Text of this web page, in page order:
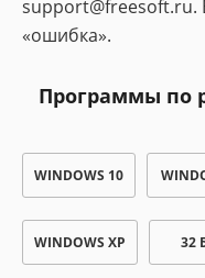
support@freesoft.ru.
«ошибка».
Программы по
WINDOWS 10
WINDOWS XP 32